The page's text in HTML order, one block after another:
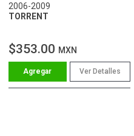
2006-2009
TORRENT
$353.00 MXN
Ver Detalles